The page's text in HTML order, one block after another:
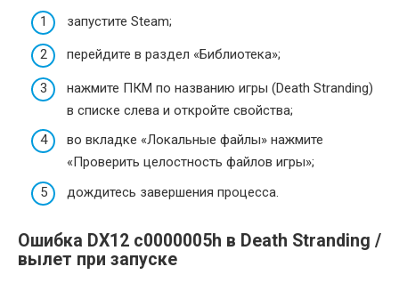
запустите Steam;
перейдите в раздел «Библиотека»;
нажмите ПКМ по названию игры (Death Stranding)
в списке слева и откройте свойства;
во вкладке «Локальные файлы» нажмите
«Проверить целостность файлов игры»;
дождитесь завершения процесса.
Ошибка DX12 c0000005h в Death Stranding /
вылет при запуске